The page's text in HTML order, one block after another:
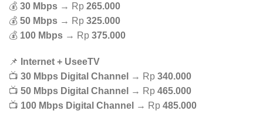
💰 30 Mbps → Rp 265.000
💰 50 Mbps → Rp 325.000
💰 100 Mbps → Rp 375.000
📌
Internet + UseeTV
📺 30 Mbps Digital Channel → Rp 340.000
📺 50 Mbps Digital Channel → Rp 465.000
📺 100 Mbps Digital Channel → Rp 485.000